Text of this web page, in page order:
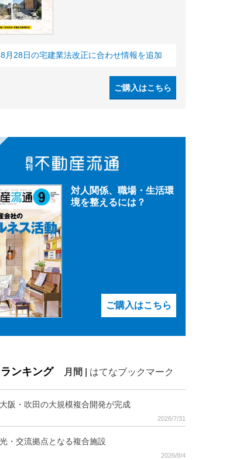
月28日の宅建業法改正に合わせ情報を追加
ご購入はこちら
対人関係、職場・生活環
境を整えるには？
ご購入はこちら
ランキング 月間 はてなブックマーク
阪・吹田の大規模複合開発が完成
2026/7/31
・交流拠点となる複合施設
2026/8/4